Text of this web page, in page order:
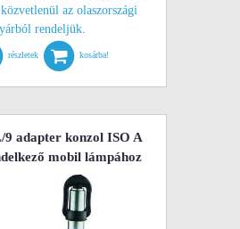
az olaszországi
rendeljük.
részletek kosárba!
9 adapter konzol ISO A
mobil lámpához